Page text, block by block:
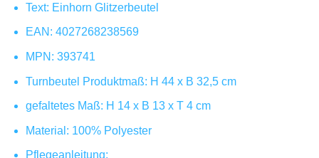
Text: Einhorn Glitzerbeutel
EAN: 4027268238569
MPN: 393741
Turnbeutel Produktmaß: H 44 x B 32,5 cm
gefaltetes Maß: H 14 x B 13 x T 4 cm
Material: 100% Polyester
Pflegeanleitung: